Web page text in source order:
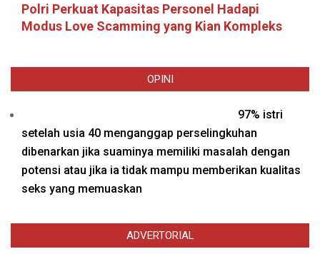
Polri Perkuat Kapasitas Personel Hadapi
Modus Love Scamming yang Kian Kompleks
OPINI
97% istri
setelah usia 40 menganggap perselingkuhan
dibenarkan jika suaminya memiliki masalah dengan
potensi atau jika ia tidak mampu memberikan kualitas
seks yang memuaskan
ADVERTORIAL